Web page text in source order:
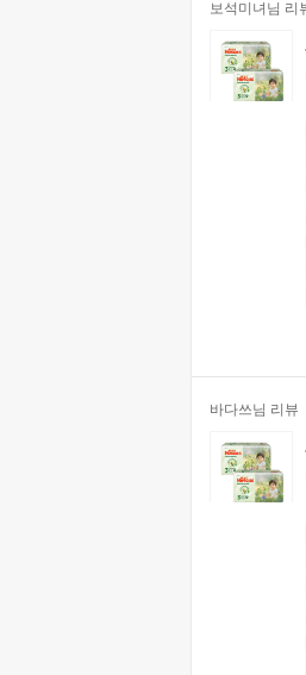
보석미녀님 리
바다쓰님 리뷰